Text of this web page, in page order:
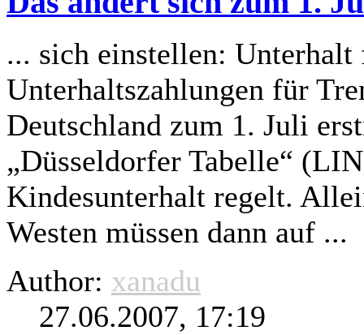
... sich einstellen:
Unterhaltszahlungen für
Deutschland zum 1. Juli
„Düsseldorfer Tabelle“
Kindesunterhalt regelt.
Westen müssen dann auf ...
Author: xanadu
27.06.2007, 17:19